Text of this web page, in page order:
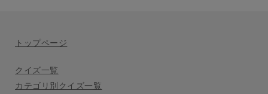
トップページ
クイズ一覧
カテゴリ別クイズ一覧